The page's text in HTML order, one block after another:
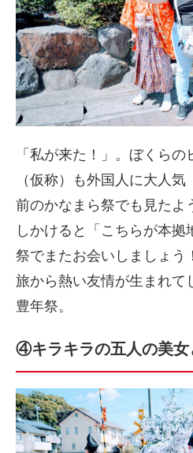
「私が来た！」。ぼくら
（仮称）も外国人に大人
前のかなまら祭でも見たよ
しかけると「こちらが本拠
祭でまたお会いしましょう
旅から熱い友情が生まれて
豊年祭。
④キラキラの五人の美女